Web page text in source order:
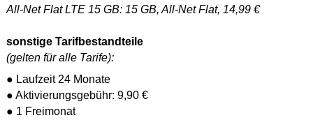
All-Net Flat LTE 15 GB: 15 GB, All-Net Flat, 14,99 €
sonstige Tarifbestandteile
(gelten für alle Tarife):
● Laufzeit 24 Monate
● Aktivierungsgebühr: 9,90 €
● 1 Freimonat